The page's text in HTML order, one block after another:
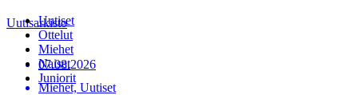
Uutiset
Ottelut
Miehet
Naiset
Juniorit
Uutisarkisto
07.08.2026
Miehet, Uutiset